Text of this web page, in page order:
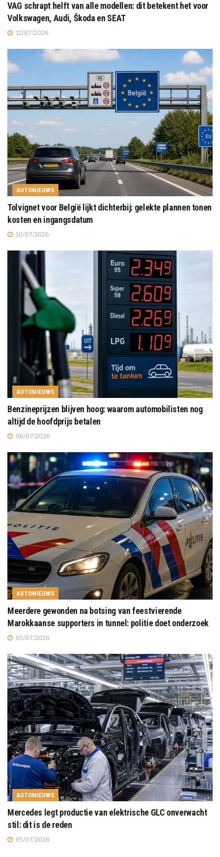
VAG schrapt helft van alle modellen: dit betekent het voor
Volkswagen, Audi, Škoda en SEAT
12/07/2026
AUTONIEUWS
Tolvignet voor België lijkt dichterbij: gelekte plannen tonen
kosten en ingangsdatum
10/07/2026
AUTONIEUWS
Benzineprijzen blijven hoog: waarom automobilisten nog
altijd de hoofdprijs betalen
06/07/2026
AUTONIEUWS
Meerdere gewonden na botsing van feestvierende
Marokkaanse supporters in tunnel: politie doet onderzoek
05/07/2026
AUTONIEUWS
Mercedes legt productie van elektrische GLC onverwacht
stil: dit is de reden
05/07/2026